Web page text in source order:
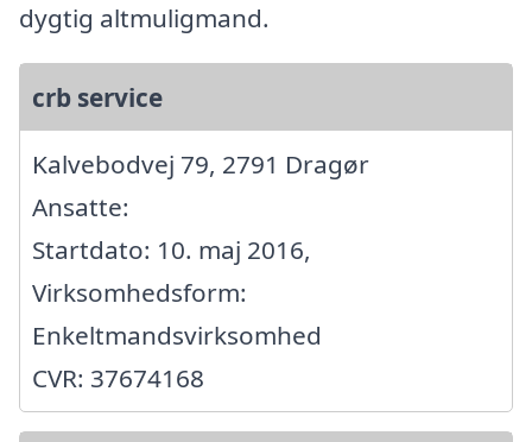
dygtig altmuligmand.
crb service
Kalvebodvej 79, 2791 Dragør
Ansatte:
Startdato: 10. maj 2016,
Virksomhedsform:
Enkeltmandsvirksomhed
CVR: 37674168